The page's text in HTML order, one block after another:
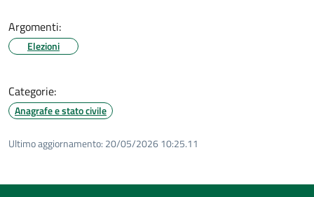
Argomenti:
Elezioni
Categorie:
Anagrafe e stato civile
Ultimo aggiornamento: 20/05/2026 10:25.11